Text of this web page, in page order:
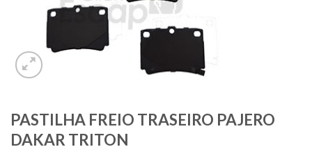
PASTILHA FREIO TRASEIRO PAJERO
DAKAR TRITON